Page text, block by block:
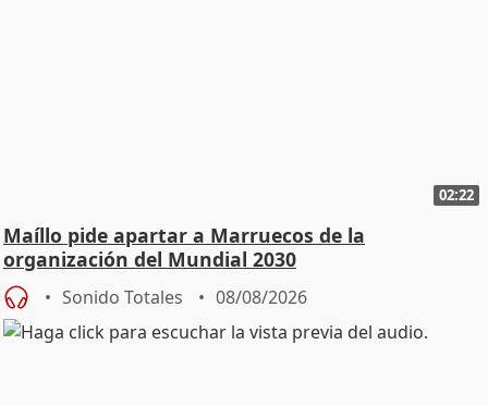
02:22
Maíllo pide apartar a Marruecos de la
organización del Mundial 2030
Sonido Totales 08/08/2026